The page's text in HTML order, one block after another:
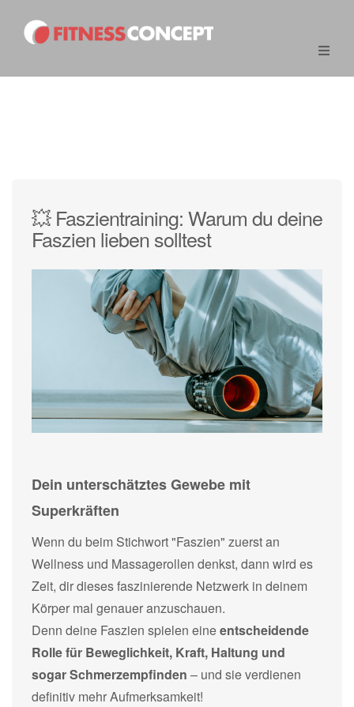
💥 Faszientraining: Warum du deine
Faszien lieben solltest
Dein unterschätztes Gewebe mit
Superkräften
Wenn du beim Stichwort "Faszien" zuerst an
Wellness und Massagerollen denkst, dann wird es
Zeit, dir dieses faszinierende Netzwerk in deinem
Körper mal genauer anzuschauen.
Denn deine Faszien spielen eineentscheidende
Rolle für Beweglichkeit, Kraft, Haltung und
sogar Schmerzempfinden – und sie verdienen
definitiv mehr Aufmerksamkeit!